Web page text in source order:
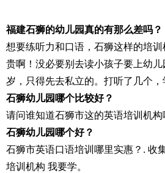
福建石狮的幼儿园真的有那么差吗？
想要练听力和口语，石狮这样的培训
贵啊！没必要别去读小孩子要上幼
岁，只得先去私立的。打听了几个，
石狮幼儿园哪个比较好？
请问谁知道石狮市这的英语培训机构
石狮幼儿园哪个好？
石狮市英语口语培训哪里实惠？. 收
培训机构 我要学。